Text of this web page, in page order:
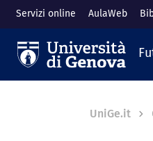
al contenuto
Servizi online AulaWeb
UniGe.it